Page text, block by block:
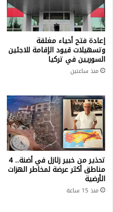
إعادة فتح أحياء مغلقة
وتسهيلات قيود الإقامة للاجئين
السوريين في تركيا
منذ ساعتين
تحذير من خبير زلازل في أضنة.. 4
مناطق أكثر عرضة لمخاطر الهزات
الأرضية
منذ 15 ساعة